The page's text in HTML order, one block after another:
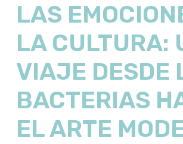
LAS
LA CULTURA:
VIAJE DESDE
BACTERIAS
EL ARTE